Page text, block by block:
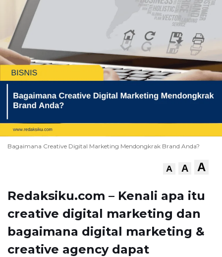
Bagaimana Creative Digital Marketing Mendongkrak Brand Anda?
A A A
Redaksiku.com – Kenali apa itu
creative digital marketing dan
bagaimana digital marketing &
creative agency dapat